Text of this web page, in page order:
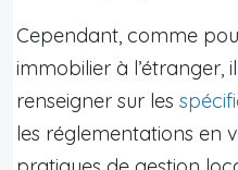
Cependant, comme
immobilier à l’étranger,
renseigner sur les
les réglementations en